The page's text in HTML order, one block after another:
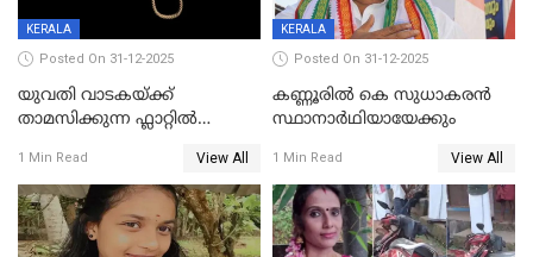
KERALA
Posted On 31-12-2025
യുവതി വാടകയ്ക്ക്
താമസിക്കുന്ന ഫ്ലാറ്റില്‍
സംഭവം കൈതപ്പൊയിലില്‍
1 Min Read View All
KERALA
Posted On 31-12-2025
കണ്ണൂരിൽ കെ സുധാകരൻ
സ്ഥാനാർഥിയായേക്കും
1 Min Read View All